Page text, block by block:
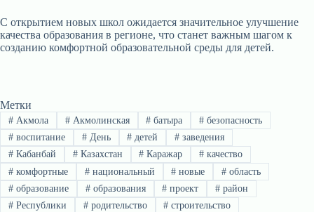
С открытием новых школ ожидается значительное улучшение
качества образования в регионе, что станет важным шагом к
созданию комфортной образовательной среды для детей.
Метки
#Акмола #Акмолинская # батыра # безопасность
#воспитание #День # детей # заведения
#Кабанбай #Казахстан # Каражар # качество
#комфортные #национальный # новые # область
#образование #образования # проект # район
#Республики #родительство # строительство